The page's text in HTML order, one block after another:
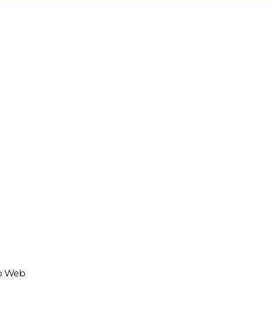
Web